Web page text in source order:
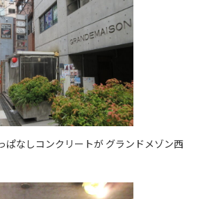
ぱなしコンクリートが グランドメゾン西